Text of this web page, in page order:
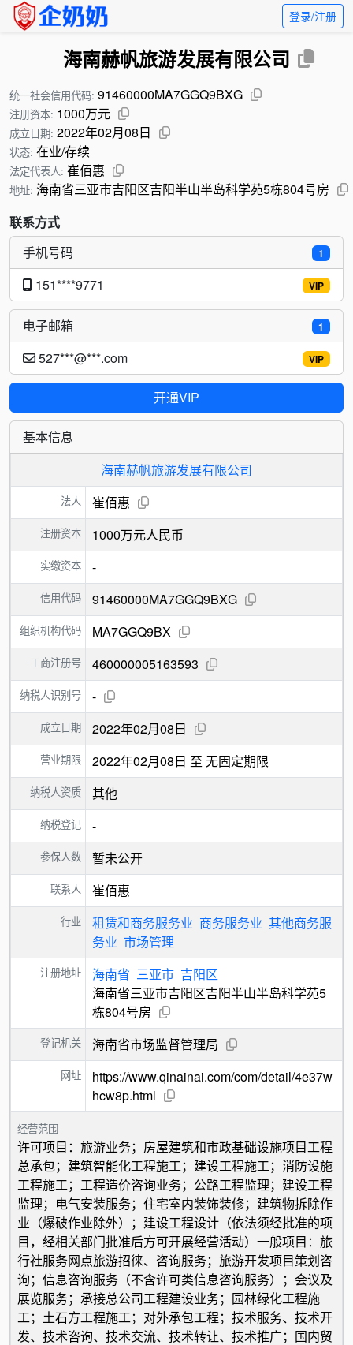
登录/注册
海南赫帆旅游发展有限公司
统一社会信用代码: 91460000MA7GGQ9BXG
注册资本: 1000万元
成立日期: 2022年02月08日
状态: 在业/存续
法定代表人: 崔佰惠
地址: 海南省三亚市吉阳区吉阳半山半岛科学苑5栋804号房
联系方式
1
手机号码
VIP
151****9771
1
电子邮箱
VIP
527***@***.com
开通VIP
基本信息
海南赫帆旅游发展有限公司
法人 崔佰惠
注册资本 1000万元人民币
实缴资本 -
信用代码 91460000MA7GGQ9BXG
组织机构代码 MA7GGQ9BX
工商注册号 460000005163593
纳税人识别号 -
成立日期 2022年02月08日
营业期限 2022年02月08日 至 无固定期限
纳税人资质 其他
纳税登记 -
参保人数 暂未公开
联系人 崔佰惠
行业 租赁和商务服务业 商务服务业 其他商务服
务业 市场管理
注册地址 海南省 三亚市 吉阳区
海南省三亚市吉阳区吉阳半山半岛科学苑5
栋804号房
登记机关 海南省市场监督管理局
网址
https://www.qinainai.com/com/detail/4e37w
hcw8p.html
经营范围
许可项目：旅游业务；房屋建筑和市政基础设施项目工程
总承包；建筑智能化工程施工；建设工程施工；消防设施
工程施工；工程造价咨询业务；公路工程监理；建设工程
监理；电气安装服务；住宅室内装饰装修；建筑物拆除作
业（爆破作业除外）；建设工程设计（依法须经批准的项
目，经相关部门批准后方可开展经营活动）一般项目：旅
行社服务网点旅游招徕、咨询服务；旅游开发项目策划咨
询；信息咨询服务（不含许可类信息咨询服务）；会议及
展览服务；承接总公司工程建设业务；园林绿化工程施
工；土石方工程施工；对外承包工程；技术服务、技术开
发、技术咨询、技术交流、技术转让、技术推广；国内贸